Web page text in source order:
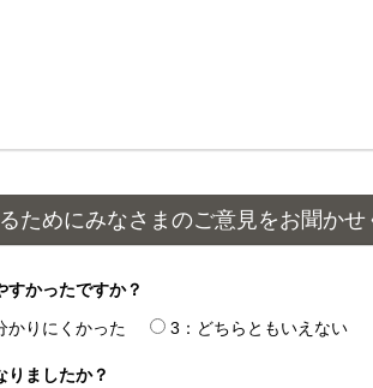
ためにみなさまのご意見をお聞かせ
すかったですか？
かりにくかった 3：どちらともいえない
りましたか？